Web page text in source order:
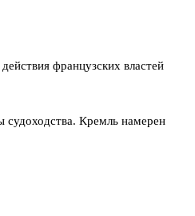
французских властей
Кремль намерен